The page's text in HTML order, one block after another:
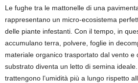
Le fughe tra le mattonelle di una
rappresentano un micro-ecosistema
delle piante infestanti. Con il tempo, in
accumulano terra, polvere, foglie in
materiale organico trasportato dal vento e
substrato diventa un letto di semina
trattengono l’umidità più a lungo rispetto